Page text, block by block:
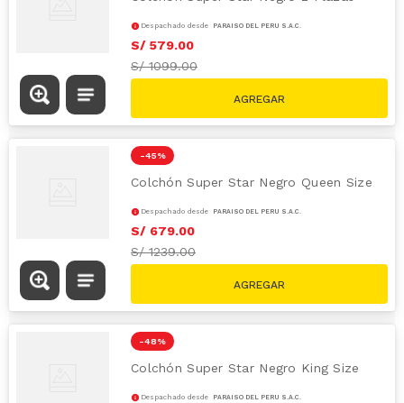
Despachado desde PARAÍSO DEL PERÚ S.A.C.
S/ 579.00
S/1099.00
-45 %
Colchón Super Star Negro Queen Size
Despachado desde PARAÍSO DEL PERÚ S.A.C.
S/ 679.00
S/1239.00
-48 %
Colchón Super Star Negro King Size
Despachado desde PARAÍSO DEL PERÚ S.A.C.